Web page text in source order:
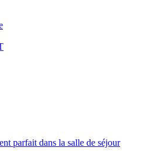
parfait dans la salle de séjour